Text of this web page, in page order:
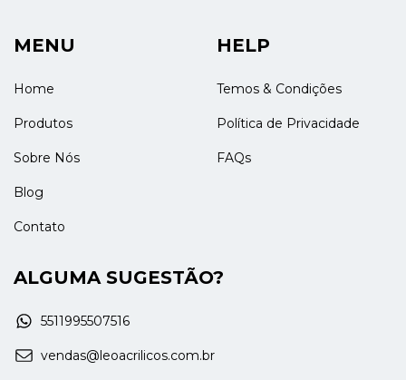
MENU
Home
Produtos
Sobre Nós
Blog
Contato
HELP
Temos & Condições
Política de Privacidade
FAQs
ALGUMA SUGESTÃO?
5511995507516
vendas@leoacrilicos.com.br